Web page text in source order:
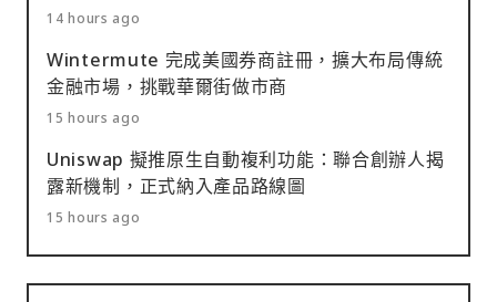
14 hours ago
Wintermute 完成美國券商註冊，擴大布局傳統
金融市場，挑戰華爾街做市商
15 hours ago
Uniswap 擬推原生自動複利功能：聯合創辦人揭
露新機制，正式納入產品路線圖
15 hours ago